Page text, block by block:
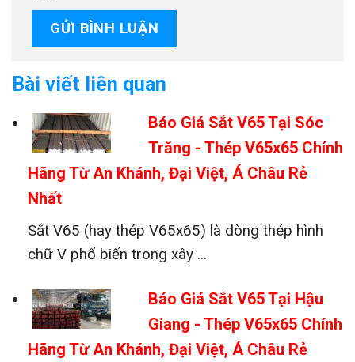
Bài viết liên quan
Báo Giá Sắt V65 Tại Sóc
Trăng - Thép V65x65 Chính
Hãng Từ An Khánh, Đại Việt, Á Châu Rẻ
Nhất
Sắt V65 (hay thép V65x65) là dòng thép hình
chữ V phổ biến trong xây ...
Báo Giá Sắt V65 Tại Hậu
Giang - Thép V65x65 Chính
Hãng Từ An Khánh, Đại Việt, Á Châu Rẻ